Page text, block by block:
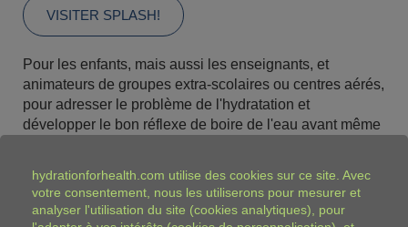
VISITER SPLASH!
Pour les enfants, mais aussi les enseignants, et
animateurs de groupes extra-scolaires ou centres aérés,
pour adresser le problème de l'hydratation et
développer le bon réflexe de boire de l'eau avant même
endroits !
Splash!est un programme éducatif de Danone
hydrationforhealth.com utilise des cookies sur ce site. Avec
votre consentement, nous les utiliserons pour mesurer et
analyser l'utilisation du site (cookies analytiques), pour